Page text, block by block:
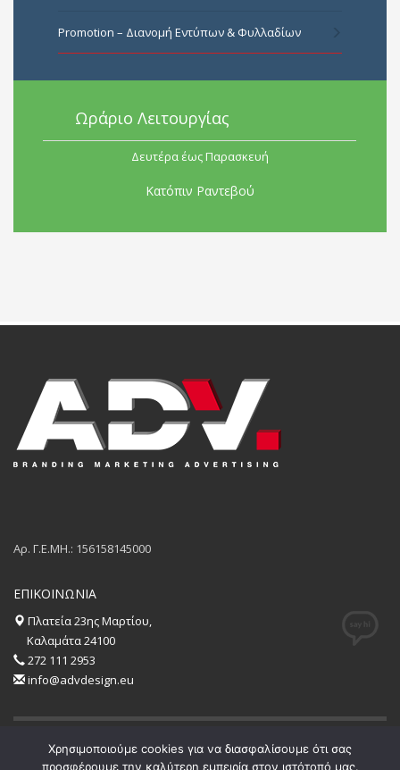
Promotion – Διανομή Εντύπων & Φυλλαδίων
Ωράριο Λειτουργίας
Δευτέρα έως Παρασκευή
Κατόπιν Ραντεβού
Αρ. Γ.Ε.ΜΗ.: 156158145000
ΕΠΙΚΟΙΝΩΝΙΑ
Πλατεία 23ης Μαρτίου,
Καλαμάτα 24100
272 111 2953
info@advdesign.eu
GET SOCIAL
Χρησιμοποιούμε cookies για να διασφαλίσουμε ότι σας
προσφέρουμε την καλύτερη εμπειρία στον ιστότοπό μας.